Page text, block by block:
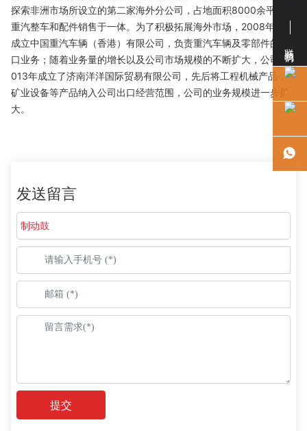
探索非洲市场所设立的第二家海外分公司，占地面积8000余平，集
重汽整车和配件销售于一体。为了积极拓展海外市场，2008年公司
成立中国重汽车辆（香港）有限公司，负责重汽车辆及零部件的出
口业务；随着业务量的增长以及公司市场规模的不断扩大，公司于2
013年成立了济南洋洋国际贸易有限公司，先后将工程机械产品，
矿业设备等产品纳入公司出口经营范围，公司的业务规模进一步扩
大。
发送留言
制动鼓
提交